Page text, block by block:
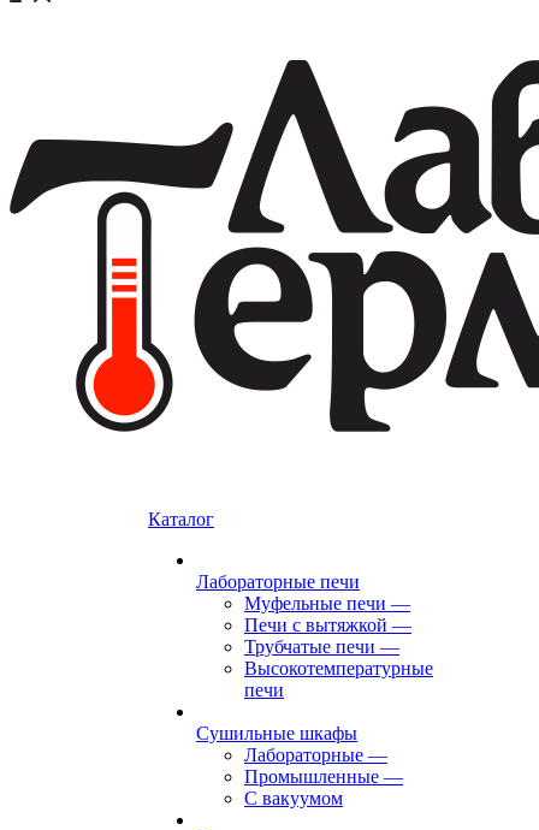
Каталог
Лабораторные печи
Муфельные печи —
Печи с вытяжкой —
Трубчатые печи —
Высокотемпературные
печи
Сушильные шкафы
Лабораторные —
Промышленные —
С вакуумом